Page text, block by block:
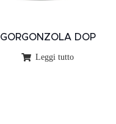
GORGONZOLA DOP
Leggi tutto